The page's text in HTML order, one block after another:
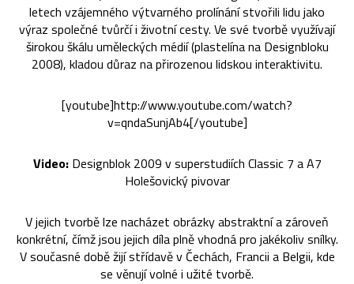
letech vzájemného výtvarného prolínání stvořili lidu jako
výraz společné tvůrčí i životní cesty. Ve své tvorbě využívají
širokou škálu uměleckých médií (plastelína na Designbloku
2008), kladou důraz na přirozenou lidskou interaktivitu.
[youtube]http://www.youtube.com/watch?
v=qndaSunjAb4[/youtube]
Video:Designblok 2009 v superstudiích Classic 7 a A7
Holešovický pivovar
V jejich tvorbě lze nacházet obrázky abstraktní a zároveň
konkrétní, čímž jsou jejich díla plně vhodná pro jakékoliv snílky.
V současné době žijí střídavě v Čechách, Francii a Belgii, kde
se věnují volné i užité tvorbě.